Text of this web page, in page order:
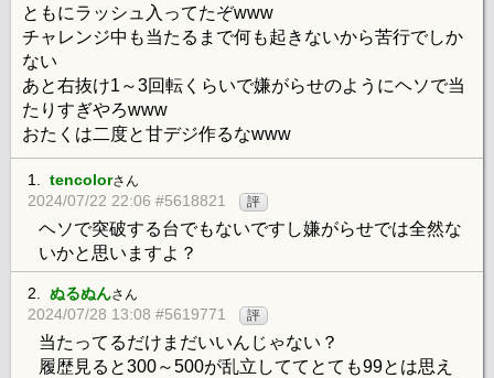
ともにラッシュ入ってたぞwww
チャレンジ中も当たるまで何も起きないから苦行でしか
ない
あと右抜け1～3回転くらいで嫌がらせのようにヘソで当
たりすぎやろwww
おたくは二度と甘デジ作るなwww
1. tencolorさん
2024/07/22 22:06 #5618821 評
ヘソで突破する台でもないですし嫌がらせでは全然な
いかと思いますよ？
2. ぬるぬんさん
2024/07/28 13:08 #5619771 評
当たってるだけまだいいんじゃない？
履歴見ると300～500が乱立しててとても99とは思え